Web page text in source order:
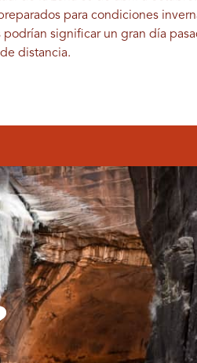
para condiciones
significar un gran día
distancia.